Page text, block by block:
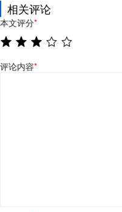
相关评论
本文评分*
评论内容*